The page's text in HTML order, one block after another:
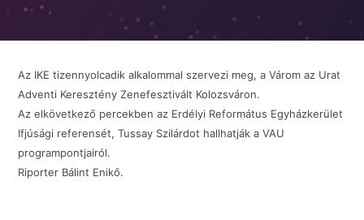
Az IKE tizennyolcadik alkalommal szervezi meg, a Várom az Urat
Adventi Keresztény Zenefesztivált Kolozsváron.
Az elkövetkező percekben az Erdélyi Református Egyházkerület
Ifjúsági referensét, Tussay Szilárdot hallhatják a VAU
programpontjairól.
Riporter Bálint Enikő.